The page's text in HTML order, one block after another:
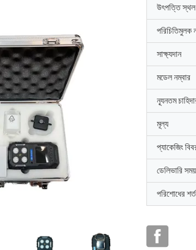
উৎপত্তি স্থল
পরিচিতিমুলক
সাক্ষ্যদান
মডেল নম্বার
ন্যূনতম
মূল্য
প্যাকেজিং
ডেলিভারি সময়
পরিশোধের শর্ত